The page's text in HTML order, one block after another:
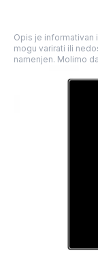
Opis je informativan
mogu varirati ili
namenjen. Molimo